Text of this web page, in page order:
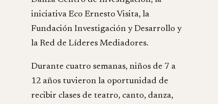
iniciativa Eco Ernesto Visita, la
Fundación Investigación y Desarrollo y
la Red de Líderes Mediadores.
Durante cuatro semanas, niños de 7 a
12 años tuvieron la oportunidad de
recibir clases de teatro, canto, danza,